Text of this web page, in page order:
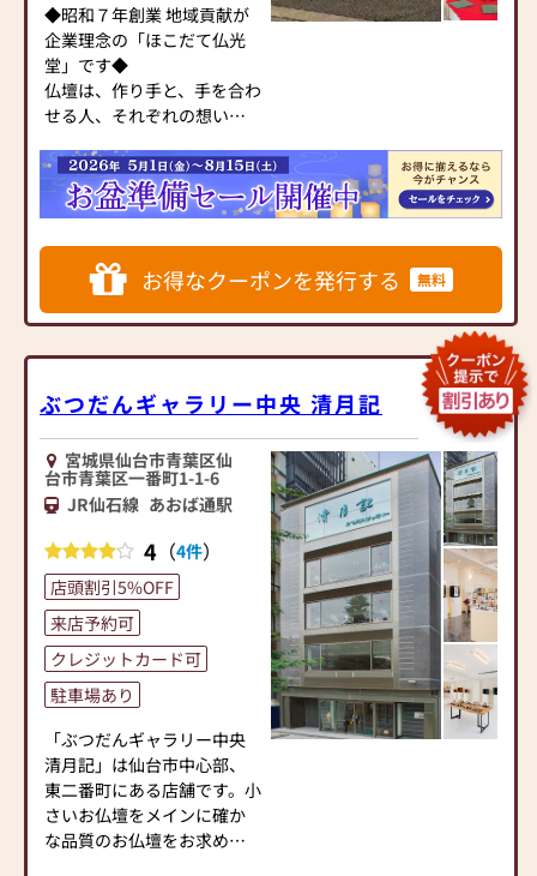
仙台泉バイパス店は、平成
７年開設、売場面積200坪。
地下鉄南北線「泉中央駅」
から車で約７分、国道４号
線沿いにございます。お気軽
にお立ち寄りください。
◆昭和７年創業 地域貢献が
企業理念の「ほこだて仏光
堂」です◆
仏壇は、作り手と、手を合わ
せる人、それぞれの想いが
ほこだて仏光堂は、「心」
を大切に、頼れるお仏壇店
を目指しています。
◆仏壇展示本数は１００本
以上◆
宮城県内に５店舗、福島県
て仏光堂だからできる品揃
えと価格を実現しています。
仙台南店は、仏壇をカテゴ
リー分けしておくことでス
ムーズに商品選びができる
ように工夫しています。
大型・中型・小型・本格
派・モダン・モダン小型と
カテゴリー分けされており、
それぞれ２０～３０本の最
新人気仏壇が勢ぞろいして
います。
大きさやグレードでざっく
りとブースを選んでいただ
材、お値段などを考慮して
最適なお仏壇に絞り込むと
いう選び方ができるため、
とても好評です。
一般的な仏壇屋さんは大き
お得なクーポンを発行する 無料
ぶつだんギャラリー中央 清月記
宮城県仙台市青葉区仙
台市青葉区一番町1-1-6
JR仙石線 あおば通駅
4 （4件）
店頭割引5%OFF
来店予約可
クレジットカード可
駐車場あり
「ぶつだんギャラリー中央
清月記」は仙台市中心部、
東二番町にある店舗です。小
さいお仏壇をメインに確か
な品質のお仏壇をお求めや